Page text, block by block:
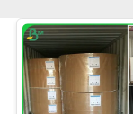
PRIVACY
POLICY